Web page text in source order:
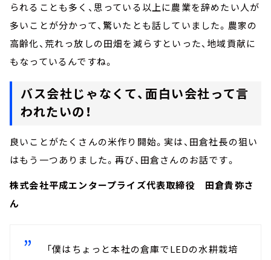
られることも多く、思っている以上に農業を辞めたい人が
多いことが分かって、驚いたとも話していました。農家の
高齢化、荒れっ放しの田畑を減らすといった、地域貢献に
もなっているんですね。
バス会社じゃなくて、面白い会社って言
われたいの！
良いことがたくさんの米作り開始。実は、田倉社長の狙い
はもう一つありました。再び、田倉さんのお話です。
株式会社平成エンタープライズ代表取締役 田倉貴弥さ
ん
「僕はちょっと本社の倉庫でLEDの水耕栽培